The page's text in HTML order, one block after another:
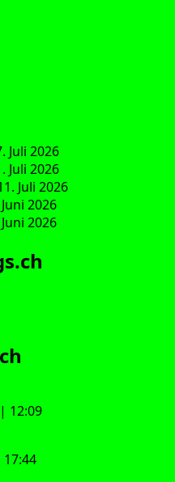
Juli 2026
Juli 2026
Juli 2026
2026
2026
12:09